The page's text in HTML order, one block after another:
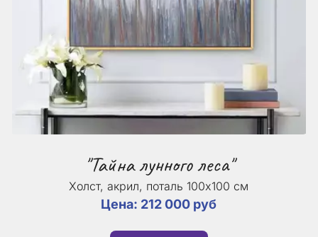
"Тайна лунного леса"
Холст, акрил, поталь 100х100 см
Цена: 212 000 руб